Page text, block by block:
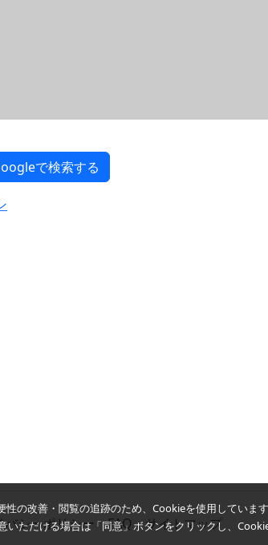
性の改善・閲覧の追跡のため、Cookieを使用しています
いただける場合は「同意」ボタンをクリックし、
バシーポリシー FAQ サイトマップ